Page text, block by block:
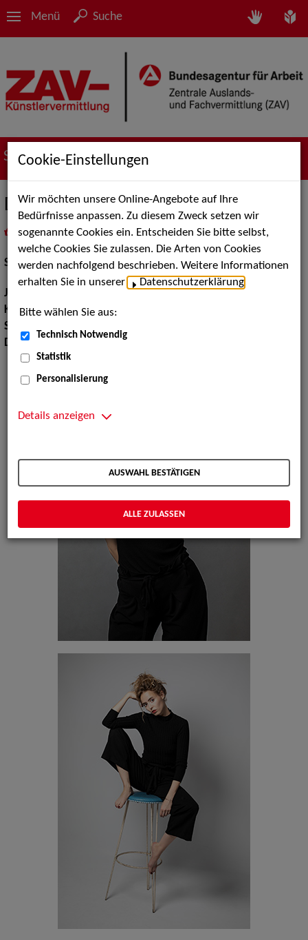
Menü Suche
Suche nach Künstler*innen
Deborah Barbieri
als PDF speichern
inMeine Merklistelegen
Schauspiel:Bühne
Jahrgang:
Körpergröße:171 cm
Sprachen:
Dialekte:
Schweizerdeutsch
Cookie-Einstellungen
Wir möchten unsere Online-Angebote auf Ihre
Bedürfnisse anpassen. Zu diesem Zweck setzen wir
sogenannte Cookies ein. Entscheiden Sie bitte selbst,
welche Cookies Sie zulassen. Die Arten von Cookies
werden nachfolgend beschrieben. Weitere Informationen
erhalten Sie in unserer
Datenschutzerklärung
Bitte wählen Sie aus:
Technisch Notwendig
Statistik
Personalisierung
Details anzeigen
AUSWAHL BESTÄTIGEN
ALLE ZULASSEN